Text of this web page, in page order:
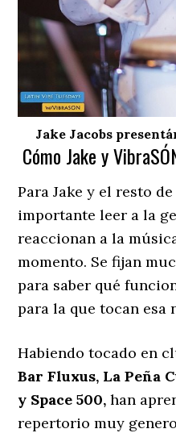
Jake Jacobs
Cómo Jake y
Para Jake y el resto
importante leer a la
reaccionan a la
momento. Se fijan
para saber qué
para la que tocan esa
Habiendo tocado en
Bar Fluxus, La Peña
y Space 500,han
repertorio muy